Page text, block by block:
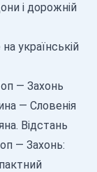
і дорожній
українській
— Захонь
— Словенія
Відстань
— Захонь: